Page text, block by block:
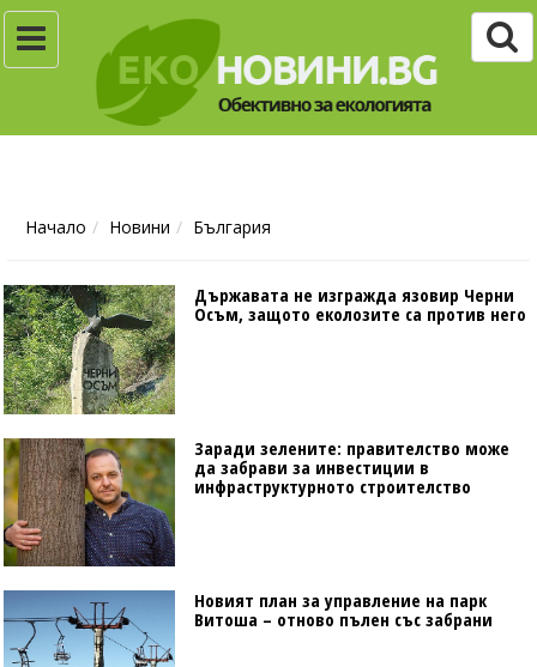
Начало Новини България
Държавата не изгражда язовир Черни
Осъм, защото еколозите са против него
Заради зелените: правителство може
да забрави за инвестиции в
инфраструктурното строителство
Новият план за управление на парк
Витоша – отново пълен със забрани